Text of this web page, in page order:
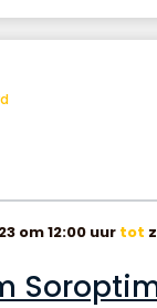
om 12:00 uur tot